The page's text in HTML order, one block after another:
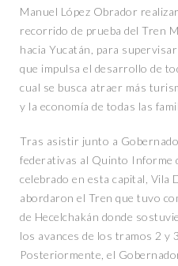
Manuel López Obrador
recorrido de prueba del Tren
hacia Yucatán, para
que impulsa el desarrollo de
cual se busca atraer más
y la economía de todas las
Tras asistir junto a
federativas al Quinto Informe
celebrado en esta capital, Vila
abordaron el Tren que tuvo
de Hecelchakán donde
los avances de los tramos 2 y
Posteriormente, el